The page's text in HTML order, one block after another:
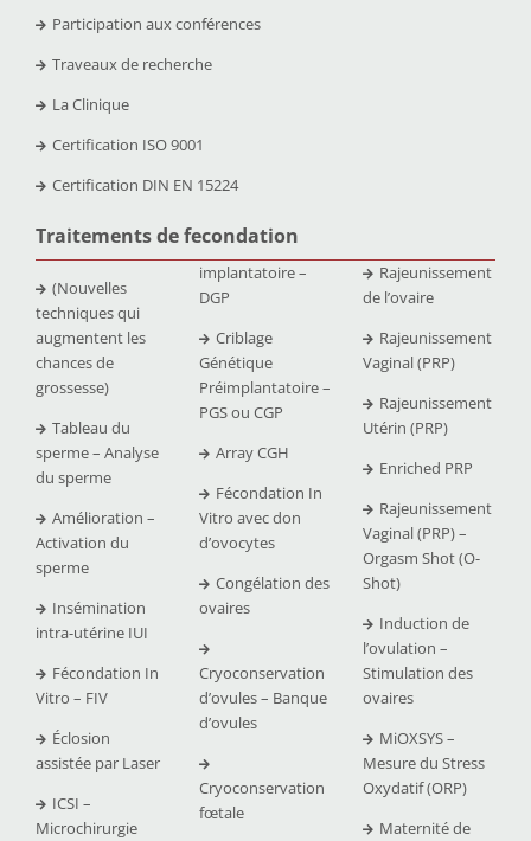
Participation aux conférences
Traveaux de recherche
La Clinique
Certification ISO 9001
Certification DIN EN 15224
Traitements de fecondation
(Nouvelles
techniques qui
augmentent les
chances de
grossesse)
Tableau du
sperme – Analyse
du sperme
Amélioration –
Activation du
sperme
Insémination
intra-utérine IUI
Fécondation In
Vitro – FIV
Éclosion
assistée par Laser
ICSI –
Microchirurgie
implantatoire –
DGP
Criblage
Génétique
Préimplantatoire –
PGS ou CGP
Array CGH
Fécondation In
Vitro avec don
d’ovocytes
Congélation des
ovaires
Cryoconservation
d’ovules – Banque
d’ovules
Cryoconservation
fœtale
Rajeunissement
de l’ovaire
Rajeunissement
Vaginal (PRP)
Rajeunissement
Utérin (PRP)
Enriched PRP
Rajeunissement
Vaginal (PRP) –
Orgasm Shot (O-
Shot)
Induction de
l’ovulation –
Stimulation des
ovaires
MiOXSYS –
Mesure du Stress
Oxydatif (ORP)
Maternité de